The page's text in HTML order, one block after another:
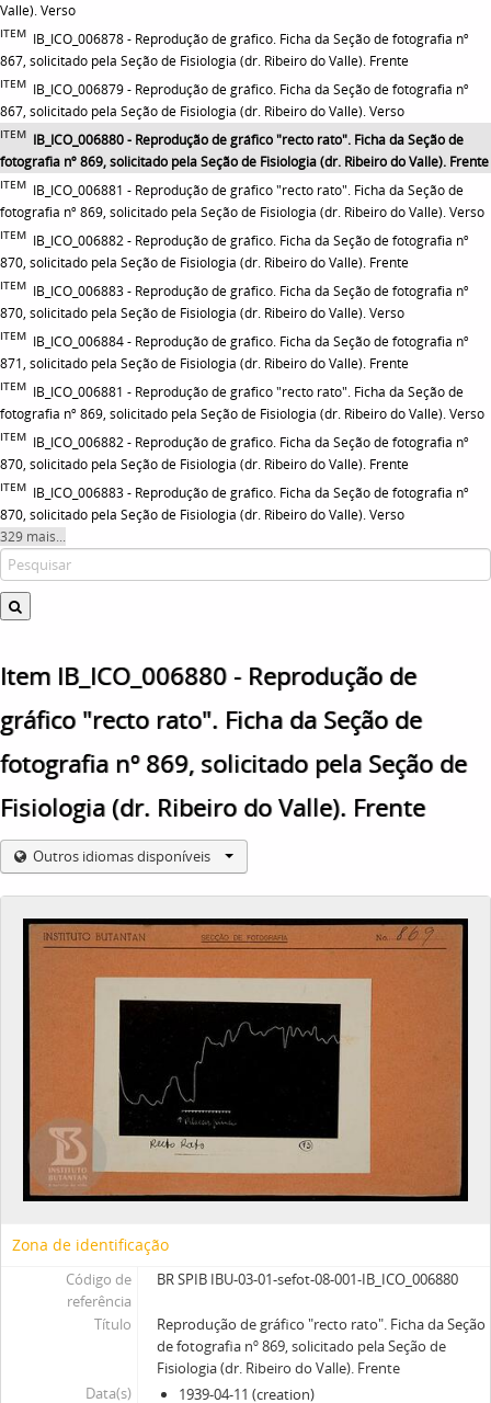
Valle). Verso
ITEM IB_ICO_006878 - Reprodução de gráfico. Ficha da Seção de fotografia nº
867, solicitado pela Seção de Fisiologia (dr. Ribeiro do Valle). Frente
ITEM IB_ICO_006879 - Reprodução de gráfico. Ficha da Seção de fotografia nº
867, solicitado pela Seção de Fisiologia (dr. Ribeiro do Valle). Verso
ITEM IB_ICO_006880 - Reprodução de gráfico "recto rato". Ficha da Seção de
fotografia nº 869, solicitado pela Seção de Fisiologia (dr. Ribeiro do Valle). Frente
ITEM IB_ICO_006881 - Reprodução de gráfico "recto rato". Ficha da Seção de
fotografia nº 869, solicitado pela Seção de Fisiologia (dr. Ribeiro do Valle). Verso
ITEM IB_ICO_006882 - Reprodução de gráfico. Ficha da Seção de fotografia nº
870, solicitado pela Seção de Fisiologia (dr. Ribeiro do Valle). Frente
ITEM IB_ICO_006883 - Reprodução de gráfico. Ficha da Seção de fotografia nº
870, solicitado pela Seção de Fisiologia (dr. Ribeiro do Valle). Verso
ITEM IB_ICO_006884 - Reprodução de gráfico. Ficha da Seção de fotografia nº
871, solicitado pela Seção de Fisiologia (dr. Ribeiro do Valle). Frente
ITEM IB_ICO_006881 - Reprodução de gráfico "recto rato". Ficha da Seção de
fotografia nº 869, solicitado pela Seção de Fisiologia (dr. Ribeiro do Valle). Verso
ITEM IB_ICO_006882 - Reprodução de gráfico. Ficha da Seção de fotografia nº
870, solicitado pela Seção de Fisiologia (dr. Ribeiro do Valle). Frente
ITEM IB_ICO_006883 - Reprodução de gráfico. Ficha da Seção de fotografia nº
870, solicitado pela Seção de Fisiologia (dr. Ribeiro do Valle). Verso
329 mais...
Item IB_ICO_006880 - Reprodução de
gráfico "recto rato". Ficha da Seção de
fotografia nº 869, solicitado pela Seção de
Fisiologia (dr. Ribeiro do Valle). Frente
Outros idiomas disponíveis
Zona de identificação
Código de
referência
BR SPIB IBU-03-01-sefot-08-001-IB_ICO_006880
Título
Reprodução de gráfico "recto rato". Ficha da Seção
de fotografia nº 869, solicitado pela Seção de
Fisiologia (dr. Ribeiro do Valle). Frente
Data(s)
1939-04-11 (creation)